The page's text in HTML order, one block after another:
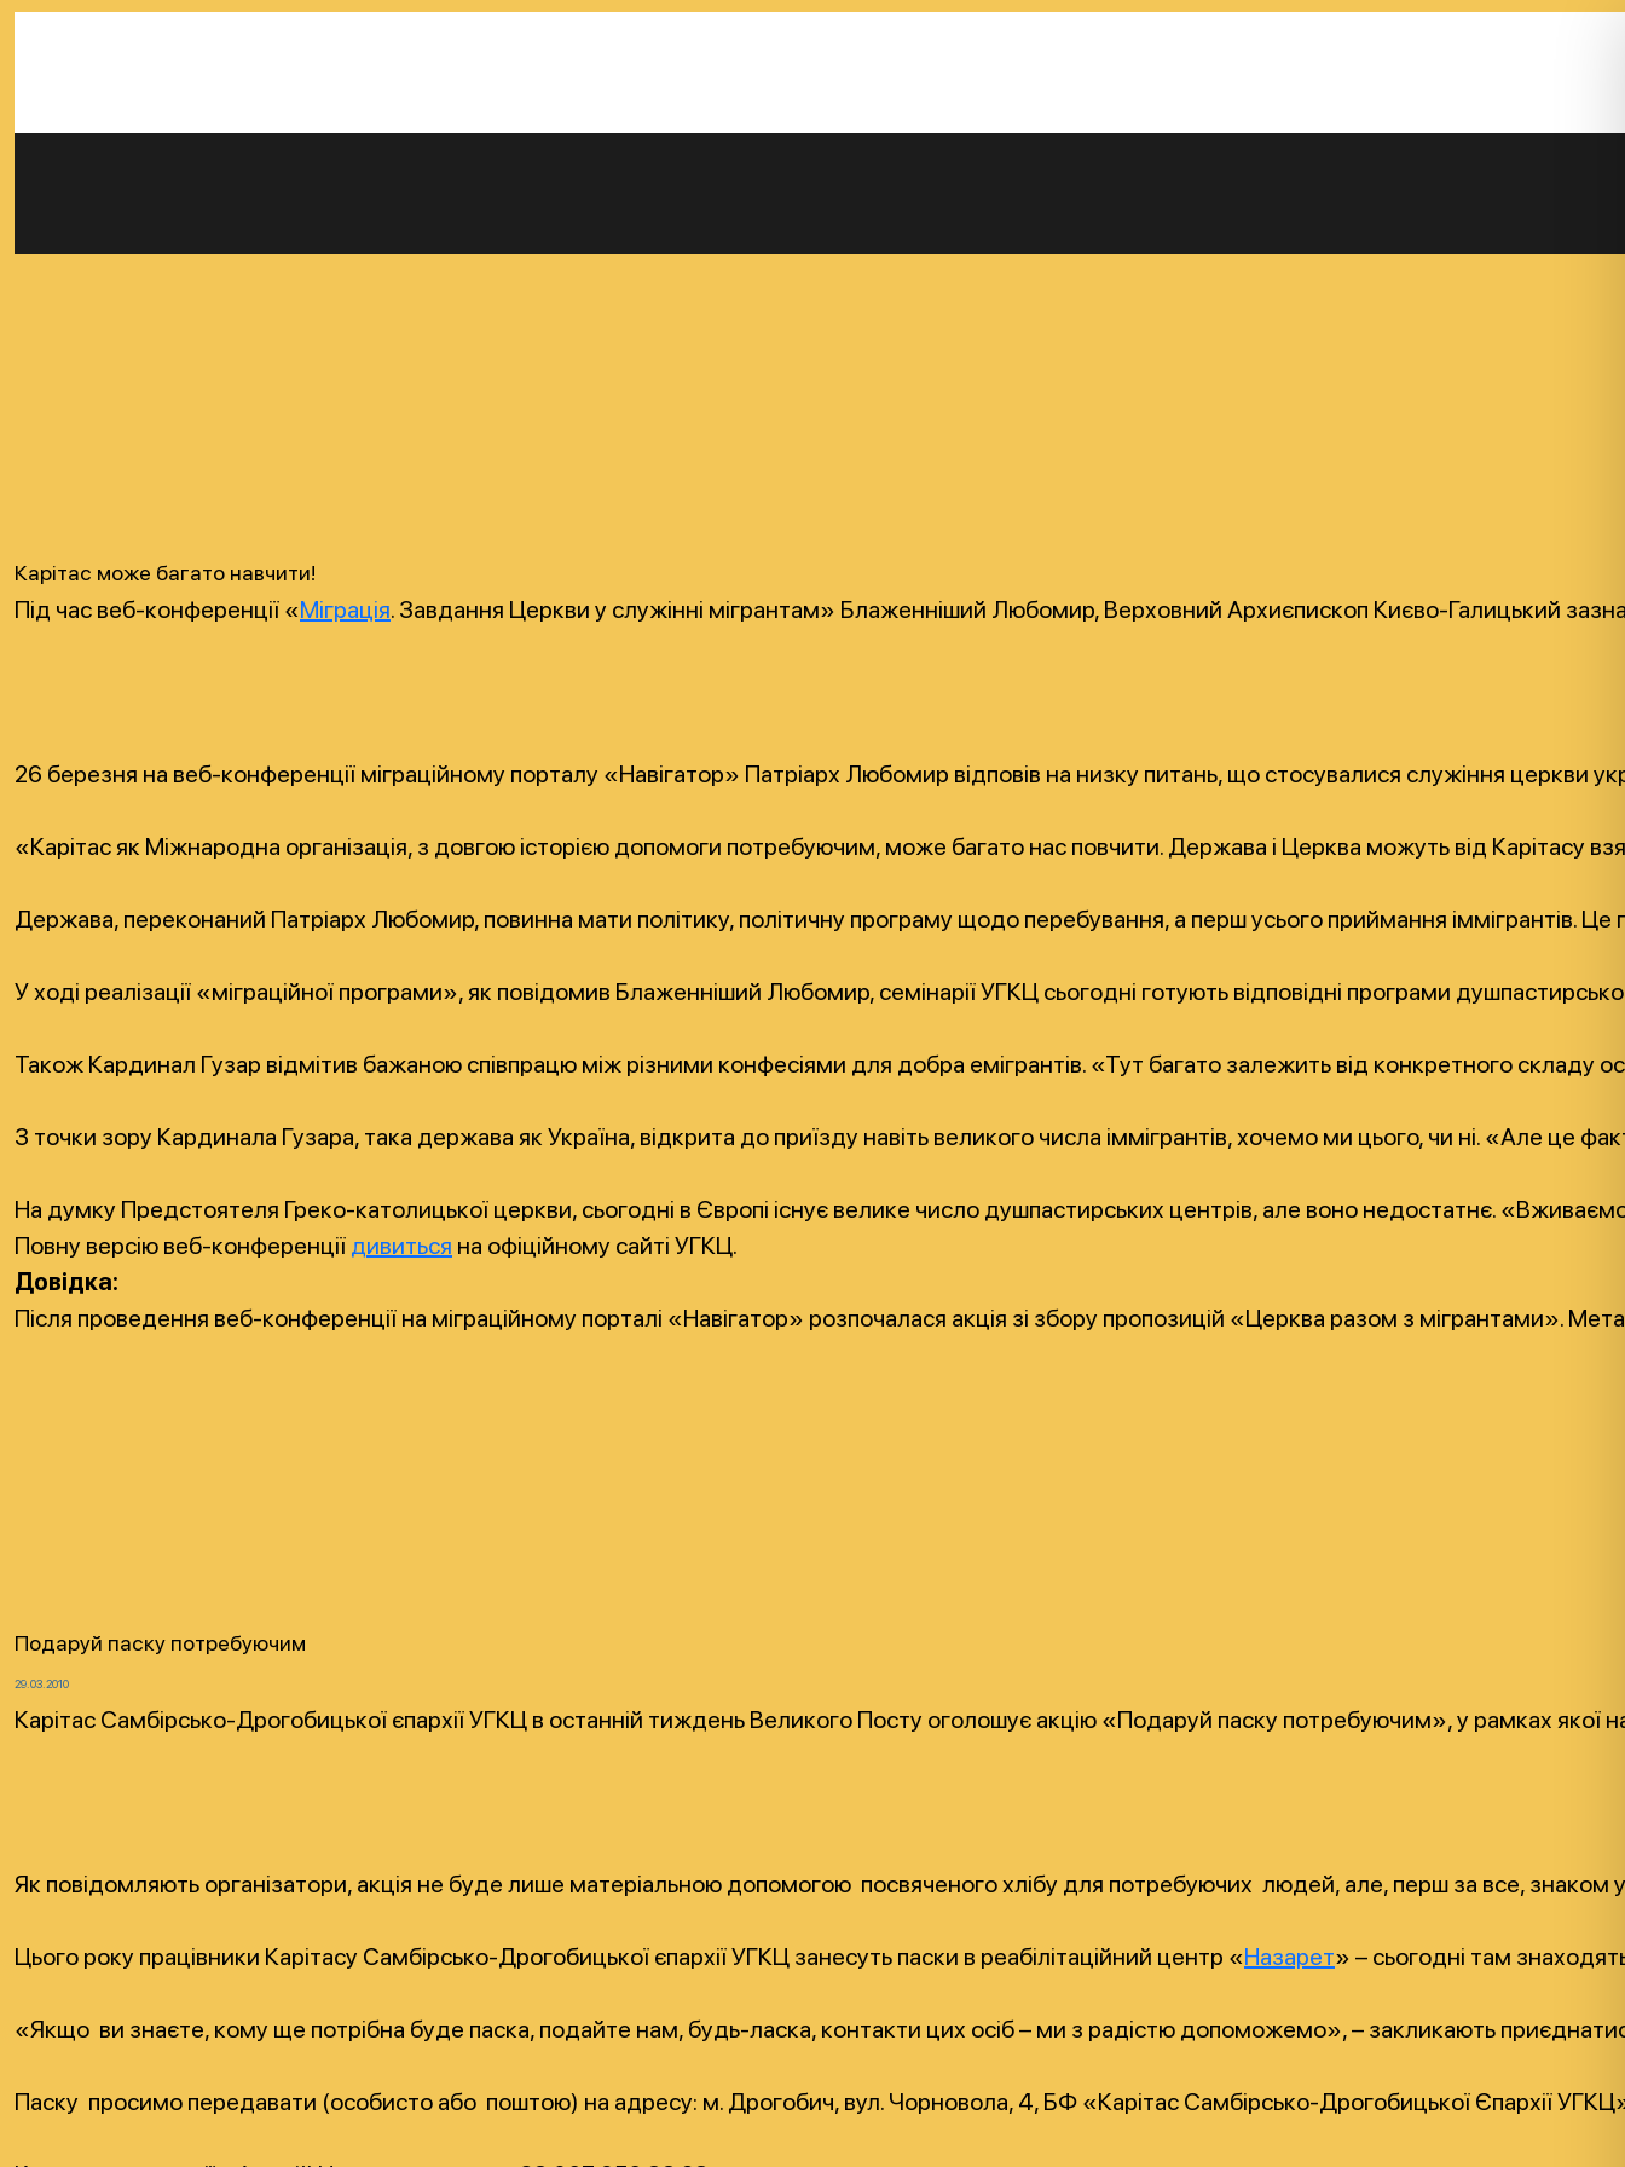
Карітас може багато навчити!
Під час веб-конференції «Міграція. Завдання Церкви у служінні мігрантам» Блаженніший Любомир, Верховний Архиєпископ Києво-Галицький
26 березня на веб-конференції міграційному порталу «Навігатор» Патріарх Любомир відповів на низку питань, що стосувалися служіння церкви
«Карітас як Міжнародна організація, з довгою історією допомоги потребуючим, може багато нас повчити. Держава і Церква можуть від Карітасу
Держава, переконаний Патріарх Любомир, повинна мати політику, політичну програму щодо перебування, а перш усього приймання іммігрантів.
У ході реалізації «міграційної програми», як повідомив Блаженніший Любомир, семінарії УГКЦ сьогодні готують відповідні програми
Також Кардинал Гузар відмітив бажаною співпрацю між різними конфесіями для добра емігрантів. «Тут багато залежить від конкретного складу
З точки зору Кардинала Гузара, така держава як Україна, відкрита до приїзду навіть великого числа іммігрантів, хочемо ми цього, чи ні. «Але
На думку Предстоятеля Греко-католицької церкви, сьогодні в Європі існує велике число душпастирських центрів, але воно недостатнє.
Повну версію веб-конференції дивиться на офіційному сайті УГКЦ.
Довідка:
Після проведення веб-конференції на міграційному порталі «Навігатор» розпочалася акція зі збору пропозицій «Церква разом з мігрантами».
Подаруй паску потребуючим
29.03.2010
Карітас Самбірсько-Дрогобицької єпархії УГКЦ в останній тиждень Великого Посту оголошує акцію «Подаруй паску потребуючим», у рамках
Як повідомляють організатори, акція не буде лише матеріальною допомогою посвяченого хлібу для потребуючих людей, але, перш за все, знаком
Цього року працівники Карітасу Самбірсько-Дрогобицької єпархії УГКЦ занесуть паски в реабілітаційний центр «Назарет» – сьогодні там
«Якщо ви знаєте, кому ще потрібна буде паска, подайте нам, будь-ласка, контакти цих осіб – ми з радістю допоможемо», – закликають
Паску просимо передавати (особисто або поштою) на адресу: м. Дрогобич, вул. Чорновола, 4, БФ «Карітас Самбірсько-Дрогобицької